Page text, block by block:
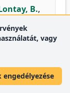
B.,
and
rat
vagy
engedélyezése